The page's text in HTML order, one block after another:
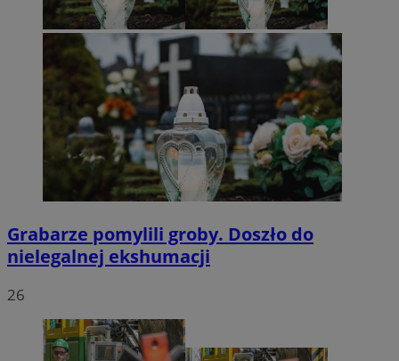
Grabarze pomylili groby. Doszło do
nielegalnej ekshumacji
26